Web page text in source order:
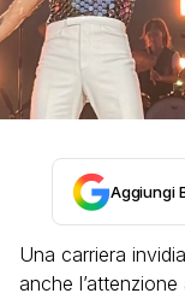
Aggiungi
Una carriera
anche